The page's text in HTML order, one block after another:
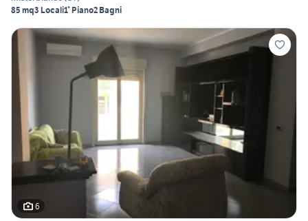
85 mq3 Locali1° Piano2 Bagni
6